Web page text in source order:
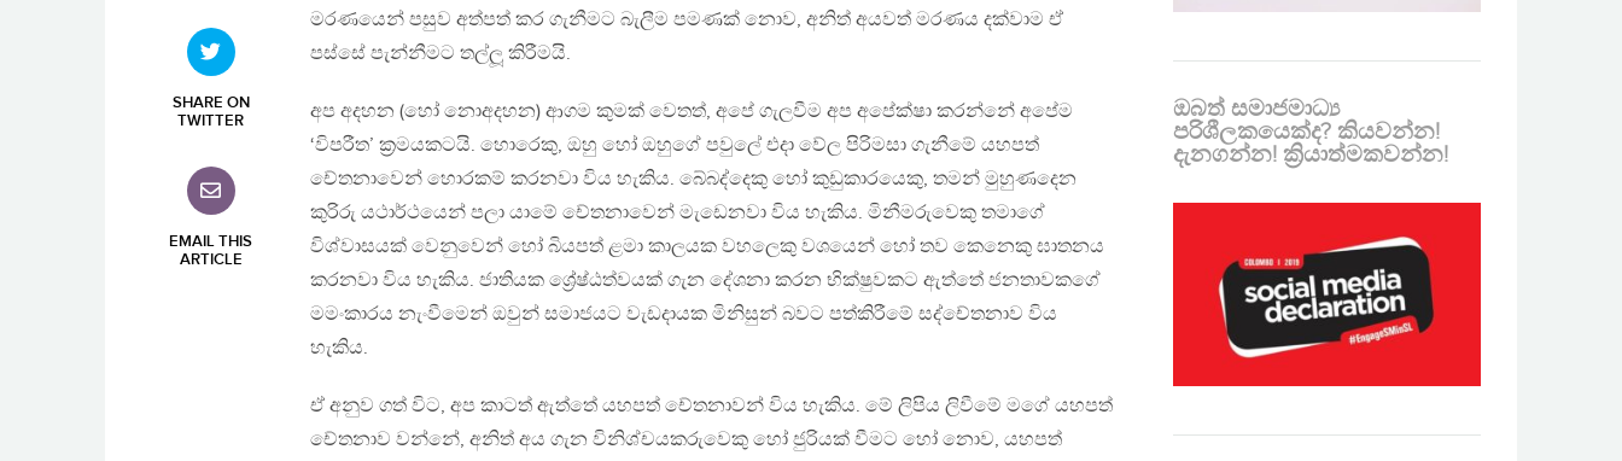
SHARE ON
TWITTER
EMAIL THIS
ARTICLE
මරණයෙන් පසුව අත්පත් කර ගැනීමට බැලීම පමණක් නොව, අනිත් අයවත් මරණය දක්වාම ඒ
පස්සේ පැන්නීමට තල්ලූ කිරීමයි.
අප අදහන (හෝ නොඅදහන) ආගම කුමක් වෙතත්, අපේ ගැලවීම අප අපේක්ෂා කරන්නේ අපේම
‘විපරීත’ ක‍්‍රමයකටයි. හොරෙකු, ඔහු හෝ ඔහුගේ පවුලේ එදා වේල පිරිමසා ගැනීමේ යහපත්
චේතනාවෙන් හොරකම් කරනවා විය හැකිය. බේබද්දෙකු හෝ කුඩුකාරයෙකු, තමන් මුහුණදෙන
කුරිරු යථාර්ථයෙන් පලා යාමේ චේතනාවෙන් මැඩෙනවා විය හැකිය. මිනීමරුවෙකු තමාගේ
විශ්වාසයක් වෙනුවෙන් හෝ බියපත් ළමා කාලයක වහලෙකු වශයෙන් හෝ තව කෙනෙකු ඝාතනය
කරනවා විය හැකිය. ජාතියක ශ්‍රේෂ්ඨත්වයක් ගැන දේශනා කරන භික්ෂුවකට ඇත්තේ ජනතාවකගේ
මමංකාරය නැංවීමෙන් ඔවුන් සමාජයට වැඩදායක මිනිසුන් බවට පත්කිරීමේ සද්චේතනාව විය
හැකිය.
ඒ අනුව ගත් විට, අප කාටත් ඇත්තේ යහපත් චේතනාවන් විය හැකිය. මේ ලිපිය ලිවීමේ මගේ යහපත්
චේතනාව වන්නේ, අනිත් අය ගැන විනිශ්චයකරුවෙකු හෝ ජුරියක් වීමට හෝ නොව, යහපත්
ඔබත් සමාජමාධ්‍ය
පරිශීලකයෙක්ද? කියවන්න!
දැනගන්න! ක්‍රියාත්මකවන්න!